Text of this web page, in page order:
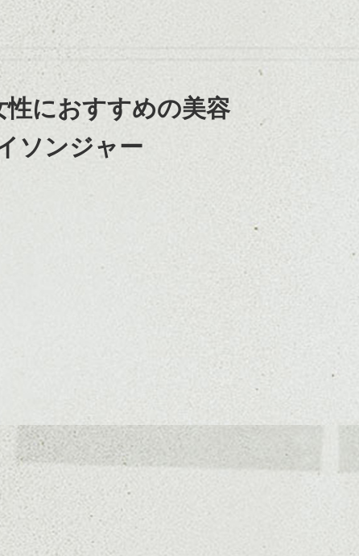
におすすめの美容
ソンジャー